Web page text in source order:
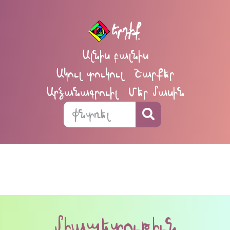
Ալնիս բալնիս
Ակուլ տուկուլ
Շարքեր
Արձանագրուիլ
Մեր մասին